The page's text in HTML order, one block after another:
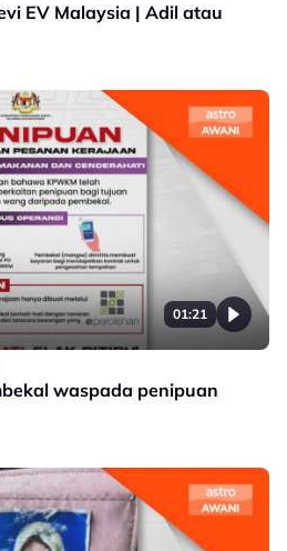
EV Malaysia | Adil atau
01:21
waspada penipuan